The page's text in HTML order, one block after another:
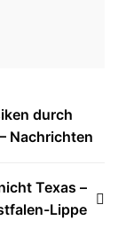
durch
Nachrichten
Texas –
Lippe